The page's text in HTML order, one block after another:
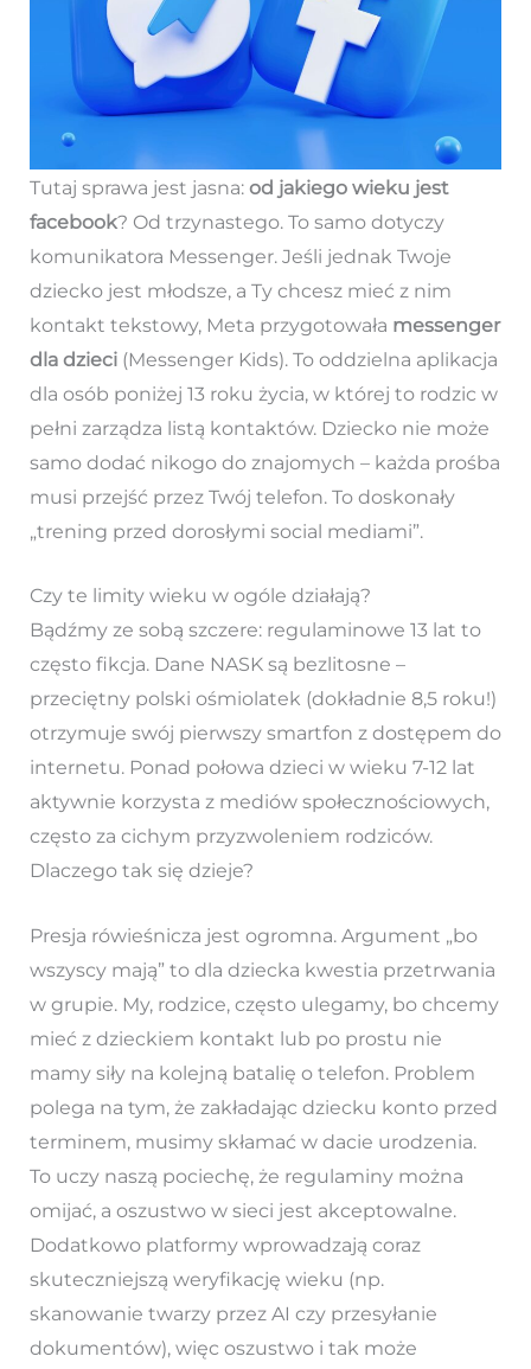
Tutaj sprawa jest jasna: od jakiego wieku jest
facebook? Od trzynastego. To samo dotyczy
komunikatora Messenger. Jeśli jednak Twoje
dziecko jest młodsze, a Ty chcesz mieć z nim
kontakt tekstowy, Meta przygotowała messenger
dla dzieci(Messenger Kids). To oddzielna aplikacja
dla osób poniżej 13 roku życia, w której to rodzic w
pełni zarządza listą kontaktów. Dziecko nie może
samo dodać nikogo do znajomych – każda prośba
musi przejść przez Twój telefon. To doskonały
„trening przed dorosłymi social mediami”.
Czy te limity wieku w ogóle działają?
Bądźmy ze sobą szczere: regulaminowe 13 lat to
często fikcja. Dane NASK są bezlitosne –
przeciętny polski ośmiolatek (dokładnie 8,5 roku!)
otrzymuje swój pierwszy smartfon z dostępem do
internetu. Ponad połowa dzieci w wieku 7-12 lat
aktywnie korzysta z mediów społecznościowych,
często za cichym przyzwoleniem rodziców.
Dlaczego tak się dzieje?
Presja rówieśnicza jest ogromna. Argument „bo
wszyscy mają” to dla dziecka kwestia przetrwania
w grupie. My, rodzice, często ulegamy, bo chcemy
mieć z dzieckiem kontakt lub po prostu nie
mamy siły na kolejną batalię o telefon. Problem
polega na tym, że zakładając dziecku konto przed
terminem, musimy skłamać w dacie urodzenia.
To uczy naszą pociechę, że regulaminy można
omijać, a oszustwo w sieci jest akceptowalne.
Dodatkowo platformy wprowadzają coraz
skuteczniejszą weryfikację wieku (np.
skanowanie twarzy przez AI czy przesyłanie
dokumentów), więc oszustwo i tak może